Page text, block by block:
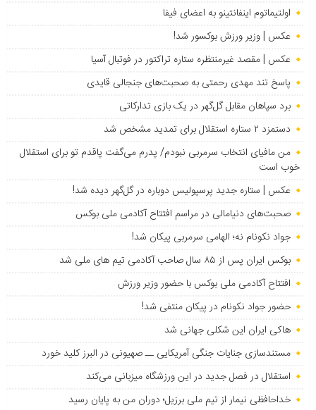
اولتیماتوم اینفانتینو به اعضای فیفا
عکس | وزیر ورزش بوکسور شد!
عکس | مقصد غیرمنتظره ستاره تراکتور در فوتبال آسیا
پاسخ تند مهدی رحمتی به صحبت‌های جنجالی قایدی
برد سپاهان مقابل گل‌گهر در یک بازی تدارکاتی
دستمزد ۲ ستاره استقلال برای تمدید مشخص شد
من مافیای انتخاب سرمربی نبودم/ پدرم می‌گفت پاقدم تو برای استقلال
خوب است
عکس | ستاره جدید پرسپولیس دوباره در گل‌گهر دیده شد!
صحبت‌های دنیامالی در مراسم افتتاح آکادمی ملی بوکس
جواد نکونام نه؛ الهامی سرمربی پیکان شد!
بوکس ایران پس از ۸۵ سال صاحب آکادمی تیم های ملی شد
افتتاح آکادمی ملی بوکس با حضور وزیر ورزش
حضور جواد نکونام در پیکان منتفی شد!
هاکی ایران این شکلی جهانی شد
مستندسازی جنایات جنگی آمریکایی ــ صهیونی در البرز کلید خورد
استقلال در فصل جدید در این ورزشگاه میزبانی می‌کند
خداحافظی نیمار از تیم ملی برزیل؛ دوران من به پایان رسید